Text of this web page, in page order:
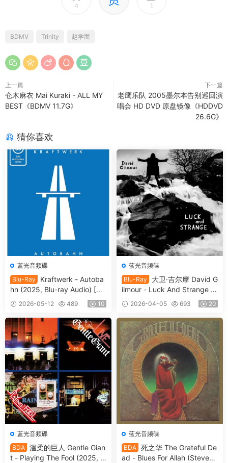
4 1
BDMV Trinity 赵学而
上一篇
仓木麻衣 Mai Kuraki - ALL MY
BEST《BDMV 11.7G》
下一篇
老鹰乐队 2005墨尔本告别巡回演
唱会 HD DVD 原盘镜像《HDDVD
26.6G》
猜你喜欢
蓝光音频碟
Blu-Ray
Kraftwerk - Autoba
hn (2025, Blu-ray Audio) [BD
MV 13.6GB]
2026-05-12 489 10
蓝光音频碟
Blu-Ray
大卫·吉尔摩 David G
ilmour - Luck And Strange (2
024, Blu-ray Audio) [BDMV 2
0.9GB]
2026-04-05 693 20
蓝光音频碟
BDA 溫柔的巨人 Gentle Gian
t - Playing The Fool (2025, Bl
蓝光音频碟
BDA 死之华 The Grateful De
ad - Blues For Allah (Steven